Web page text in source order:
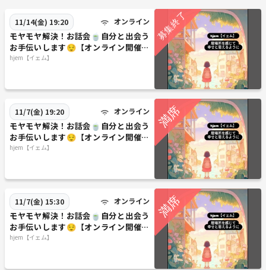
11/14(金) 19:20 オンライン
モヤモヤ解決！お話会🍵自分と出会う
お手伝いします😌【オンライン開催、
11月14日(金)19時20分〜】
hjem【イェム】
11/7(金) 19:20 オンライン
モヤモヤ解決！お話会🍵自分と出会う
お手伝いします😌【オンライン開催、
11月7日(金)19時20分〜】
hjem【イェム】
11/7(金) 15:30 オンライン
モヤモヤ解決！お話会🍵自分と出会う
お手伝いします😌【オンライン開催、
11月7日(金)15時30分〜】
hjem【イェム】